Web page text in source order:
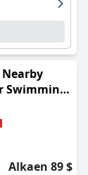
Swimming
Alkaen 89 $